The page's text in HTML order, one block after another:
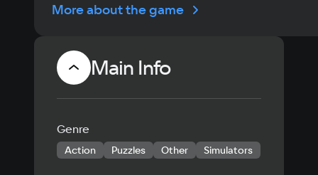
More about the game
Main Info
Genre
Action Puzzles Other Simulators